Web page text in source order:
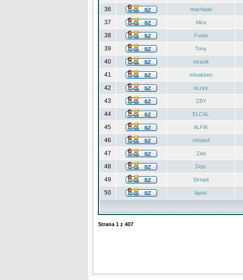
36
machado
37
Mira
38
Furbo
39
Tony
40
mrazik
41
misakben
42
eLzyx
43
ZBY
44
ELCAL
45
ALFIK
46
mholod
47
Zed
48
Dejv
49
Strnad
50
lapos
Strana 1 z 407